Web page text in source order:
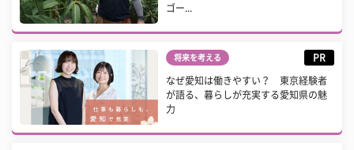
ゴー...
将来を考える PR
なぜ愛知は働きやすい？ 東京経験者
が語る、暮らしが充実する愛知県の魅
力